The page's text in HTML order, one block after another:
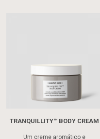
TRANQUILLITY™ BODY CREAM
Um creme aromático e